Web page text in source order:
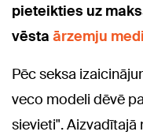
pieteikties uz
vēsta ārzemju
Pēc seksa
veco modeli dēvē
sievieti". Aizvadītajā